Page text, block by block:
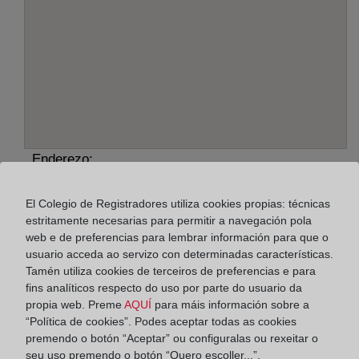
Enderezo:
Horario:
De lunes a viernes de 09:00 a 17:00 horas
Agosto: De lunes a viernes de 09:00 a 14:00 horas
Los días 24 y 31 de diciembre de 09:00 a 14:00
horas
El Colegio de Registradores utiliza cookies propias: técnicas
estritamente necesarias para permitir a navegación pola
web e de preferencias para lembrar información para que o
usuario acceda ao servizo con determinadas características.
Tamén utiliza cookies de terceiros de preferencias e para
fins analíticos respecto do uso por parte do usuario da
propia web. Preme AQUÍ para máis información sobre a
“Política de cookies”. Podes aceptar todas as cookies
premendo o botón “Aceptar” ou configuralas ou rexeitar o
seu uso premendo o botón “Quero escoller...”.